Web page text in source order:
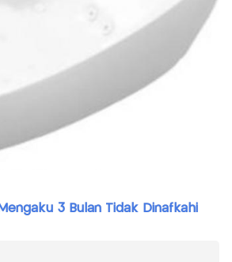
3 Bulan Tidak Dinafkahi